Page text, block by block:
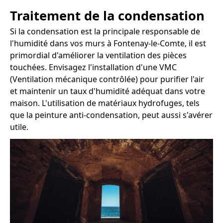
Traitement de la condensation
Si la condensation est la principale responsable de
l'humidité dans vos murs à Fontenay-le-Comte, il est
primordial d'améliorer la ventilation des pièces
touchées. Envisagez l'installation d'une VMC
(Ventilation mécanique contrôlée) pour purifier l'air
et maintenir un taux d'humidité adéquat dans votre
maison. L'utilisation de matériaux hydrofuges, tels
que la peinture anti-condensation, peut aussi s'avérer
utile.